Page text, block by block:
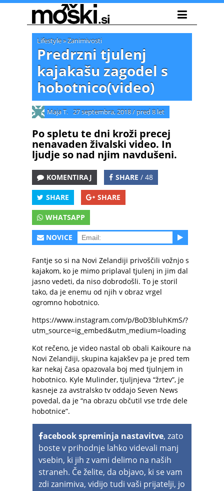
Lifestyle»Zanimivosti
Predrzni tjulenj
kajakašu zagodel s
hobotnico(video)
Maja T. 27 septembra, 2018/ pred 8 let
Po spletu te dni kroži precej
nenavaden živalski video. In
ljudje so nad njim navdušeni.
KOMENTIRAJ SHARE / 48
SHARE SHARE
WHATSAPP
NOVICE
Fantje so si na Novi Zelandiji privoščili vožnjo s
kajakom, ko je mimo priplaval tjulenj in jim dal
jasno vedeti, da niso dobrodošli. To je storil
tako, da je enemu od njih v obraz vrgel
ogromno hobotnico.
https://www.instagram.com/p/BoD3bluhKmS/?
utm_source=ig_embed&utm_medium=loading
Kot rečeno, je video nastal ob obali Kaikoure na
Novi Zelandiji, skupina kajakšev pa je pred tem
kar nekaj časa opazovala boj med tjulnjem in
hobotnico. Kyle Mulinder, tjuljnjeva “žrtev”, je
kasneje za avstralsko tv oddajo Seven News
povedal, da je “na obrazu občutil vse trde dele
hobotnice”.
acebook spreminja nastavitve, zato
boste v prihodnje lahko videvali manj
vsebin, ki jih z vami delimo na naših
straneh. Če želite, da objavo, ki se vam
zdi zanimiva, vidijo tudi vaši prijatelji, jo